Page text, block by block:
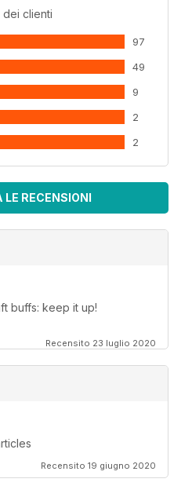
dei clienti
97
49
9
2
2
RECENSIONI
buffs: keep it up!
Recensito 23 luglio 2020
Recensito 19 giugno 2020